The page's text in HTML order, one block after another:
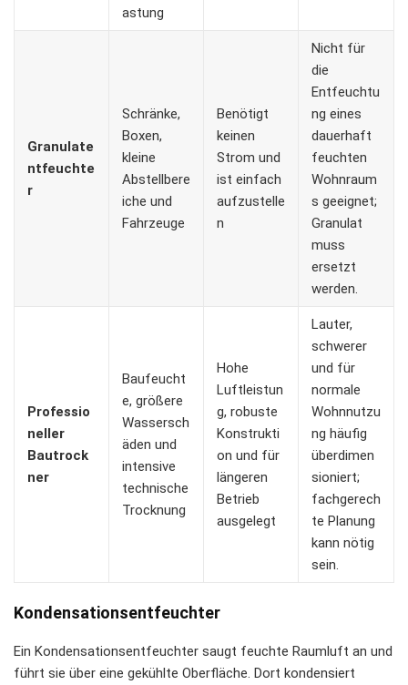
astung
Granulate
ntfeuchte
r
Schränke,
Boxen,
kleine
Abstellbere
iche und
Fahrzeuge
Benötigt
keinen
Strom und
ist einfach
aufzustelle
n
Nicht für
die
Entfeuchtu
ng eines
dauerhaft
feuchten
Wohnraum
s geeignet;
Granulat
muss
ersetzt
werden.
Professio
neller
Bautrock
ner
Baufeucht
e, größere
Wassersch
äden und
intensive
technische
Trocknung
Hohe
Luftleistun
g, robuste
Konstrukti
on und für
längeren
Betrieb
ausgelegt
Lauter,
schwerer
und für
normale
Wohnnutzu
ng häufig
überdimen
sioniert;
fachgerech
te Planung
kann nötig
sein.
Kondensationsentfeuchter
Ein Kondensationsentfeuchter saugt feuchte Raumluft an und
führt sie über eine gekühlte Oberfläche. Dort kondensiert